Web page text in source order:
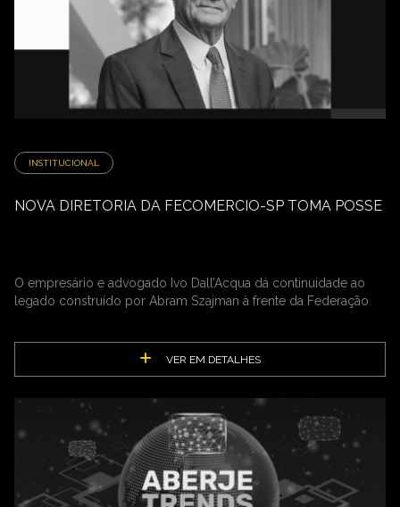
INSTITUCIONAL
NOVA DIRETORIA DA FECOMERCIO-SP TOMA POSSE
O empresário e advogado Ivo Dall’Acqua dá continuidade ao
legado construído por Abram Szajman à frente da Federação
VER EM DETALHES